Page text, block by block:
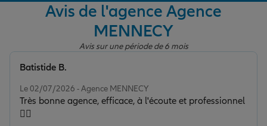
Assurance scolaire
Retraite
Avis de l'agence Agence
MENNECY
Avis sur une période de 6 mois
Le 02/07/2026 - Agence MENNECY
Très bonne agence, efficace, à l'écoute et professionnel
👍🏽
Batistide B.